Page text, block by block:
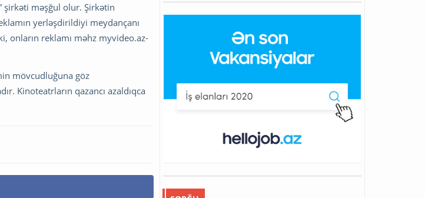
şirkəti məşğul olur. Şirkətin
yerləşdirildiyi meydançanı
onların reklamı məhz myvideo.az-
mövcudluğuna göz
Kinoteatrların qazancı azaldıqca